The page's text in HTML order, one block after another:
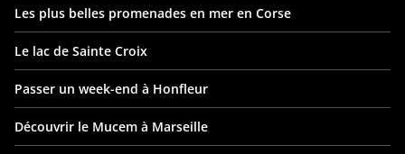
Les plus belles promenades en mer en Corse
Le lac de Sainte Croix
Passer un week-end à Honfleur
Découvrir le Mucem à Marseille